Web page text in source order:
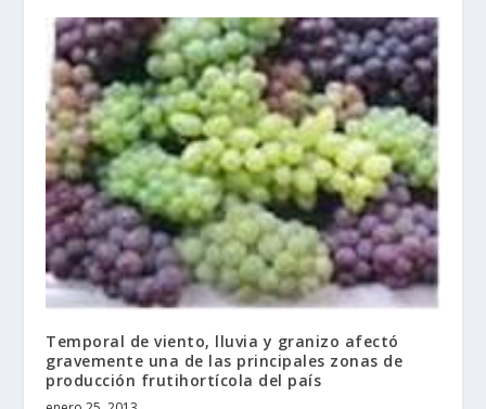
Temporal de viento, lluvia y granizo afectó
gravemente una de las principales zonas de
producción frutihortícola del país